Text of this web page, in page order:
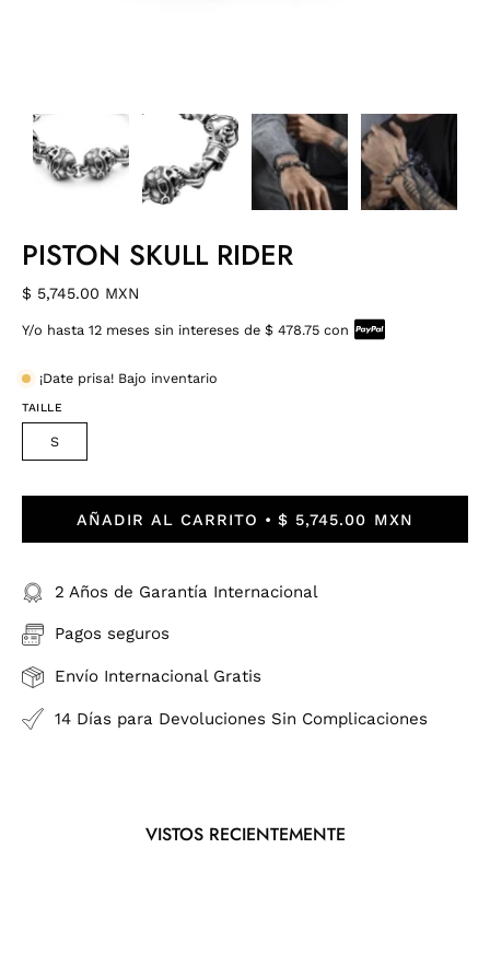
PISTON SKULL RIDER
$ 5,745.00 MXN
Y/o hasta 12 meses sin intereses de $ 478.75 con
¡Date prisa! Bajo inventario
TAILLE
S
AÑADIR AL CARRITO $ 5,745.00 MXN
2 Años de Garantía Internacional
Pagos seguros
Envío Internacional Gratis
14 Días para Devoluciones Sin Complicaciones
VISTOS RECIENTEMENTE